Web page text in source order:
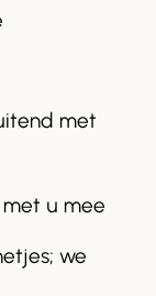
met
u mee
we